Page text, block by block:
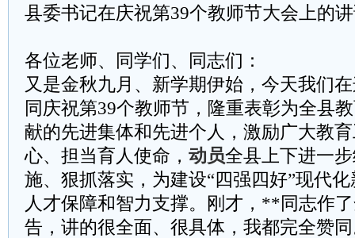
县委书记在庆祝第39个教师节大会上的
各位老师、同学们、同志们：
又是金秋九月、新学期伊始，今天我们
同庆祝第39个教师节，隆重表彰为全县
献的先进集体和先进个人，激励广大教
心、担当育人使命， 动员全县上下进一
施、狠抓落实，为建设“四强四好”现代
人才保障和智力支撑。刚才，**同志作
告，讲的很全面、很具体，我都完全赞